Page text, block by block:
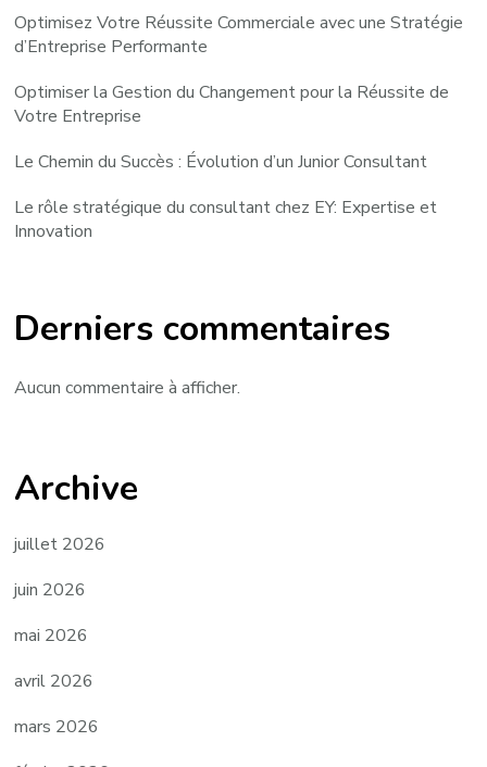
Optimisez Votre Réussite Commerciale avec une Stratégie
d’Entreprise Performante
Optimiser la Gestion du Changement pour la Réussite de
Votre Entreprise
Le Chemin du Succès : Évolution d’un Junior Consultant
Le rôle stratégique du consultant chez EY: Expertise et
Innovation
Derniers commentaires
Aucun commentaire à afficher.
Archive
juillet 2026
juin 2026
mai 2026
avril 2026
mars 2026